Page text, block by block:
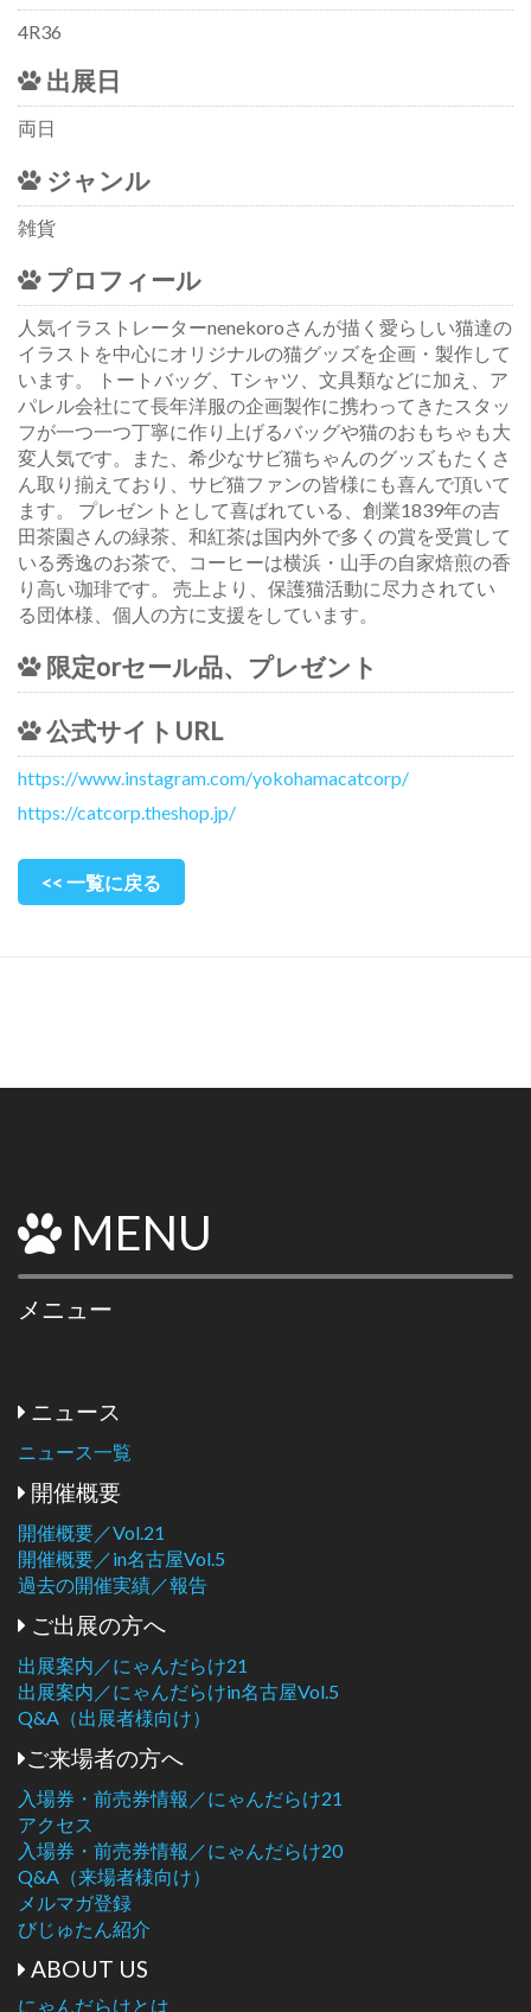
4R36
出展日
両日
ジャンル
雑貨
プロフィール
人気イラストレーターnenekoroさんが描く愛らしい猫達の
イラストを中心にオリジナルの猫グッズを企画・製作して
います。 トートバッグ、Tシャツ、文具類などに加え、ア
パレル会社にて長年洋服の企画製作に携わってきたスタッ
フが一つ一つ丁寧に作り上げるバッグや猫のおもちゃも大
変人気です。また、希少なサビ猫ちゃんのグッズもたくさ
ん取り揃えており、サビ猫ファンの皆様にも喜んで頂いて
ます。 プレゼントとして喜ばれている、創業1839年の吉
田茶園さんの緑茶、和紅茶は国内外で多くの賞を受賞して
いる秀逸のお茶で、コーヒーは横浜・山手の自家焙煎の香
り高い珈琲です。 売上より、保護猫活動に尽力されてい
る団体様、個人の方に支援をしています。
限定orセール品、プレゼント
公式サイトURL
https://www.instagram.com/yokohamacatcorp/
https://catcorp.theshop.jp/
<< 一覧に戻る
MENU
メニュー
ニュース
ニュース一覧
開催概要
開催概要／Vol.21
開催概要／in名古屋Vol.5
過去の開催実績／報告
ご出展の方へ
出展案内／にゃんだらけ21
出展案内／にゃんだらけin名古屋Vol.5
Q&A（出展者様向け）
ご来場者の方へ
入場券・前売券情報／にゃんだらけ21
アクセス
入場券・前売券情報／にゃんだらけ20
Q&A（来場者様向け）
メルマガ登録
びじゅたん紹介
ABOUT US
にゃんだらけとは